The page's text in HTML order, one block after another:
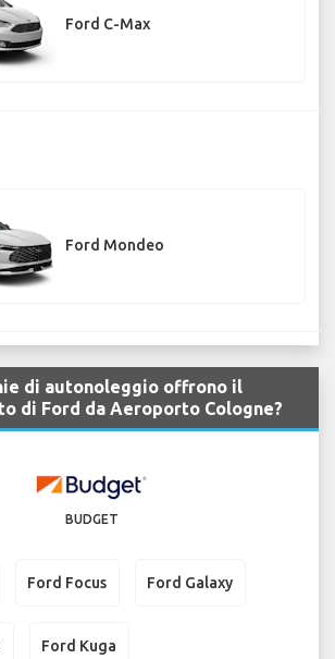
Ford C-Max
Ford Mondeo
di autonoleggio offrono il
di Ford da Aeroporto Cologne?
BUDGET
Ford Focus Ford Galaxy
Ford Kuga